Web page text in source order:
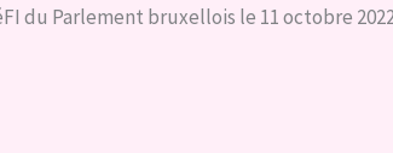
du Parlement bruxellois le 11 octobre